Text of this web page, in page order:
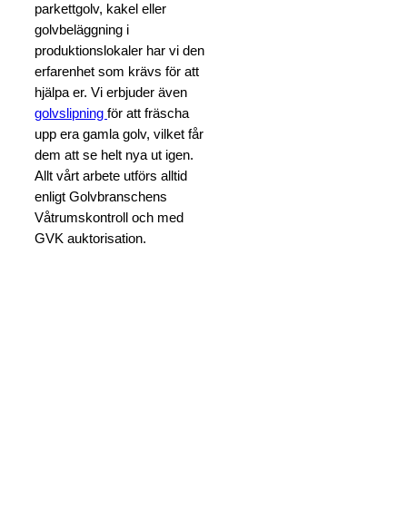
parkettgolv, kakel eller
golvbeläggning i
produktionslokaler har vi den
erfarenhet som krävs för att
hjälpa er. Vi erbjuder även
golvslipning för att fräscha
upp era gamla golv, vilket får
dem att se helt nya ut igen.
Allt vårt arbete utförs alltid
enligt Golvbranschens
Våtrumskontroll och med
GVK auktorisation.